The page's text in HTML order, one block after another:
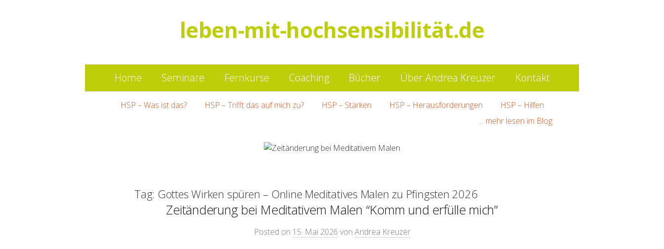
leben-mit-hochsensibilität.de
Springe
zum
Home Seminare Fernkurse Coaching Bücher Über Andrea Kreuzer Kontakt
HSP – Was ist das? HSP – Trifft das auf mich zu? HSP – Stärken HSP – Herausforderungen
HSP – Hilfen
… mehr lesen im Blog
Tag: Gottes Wirken spüren – Online Meditatives Malen zu Pfingsten 2026
Zeitänderung bei Meditativem Malen “Komm und erfülle mich”
Posted on 15. Mai 2026 von Andrea Kreuzer